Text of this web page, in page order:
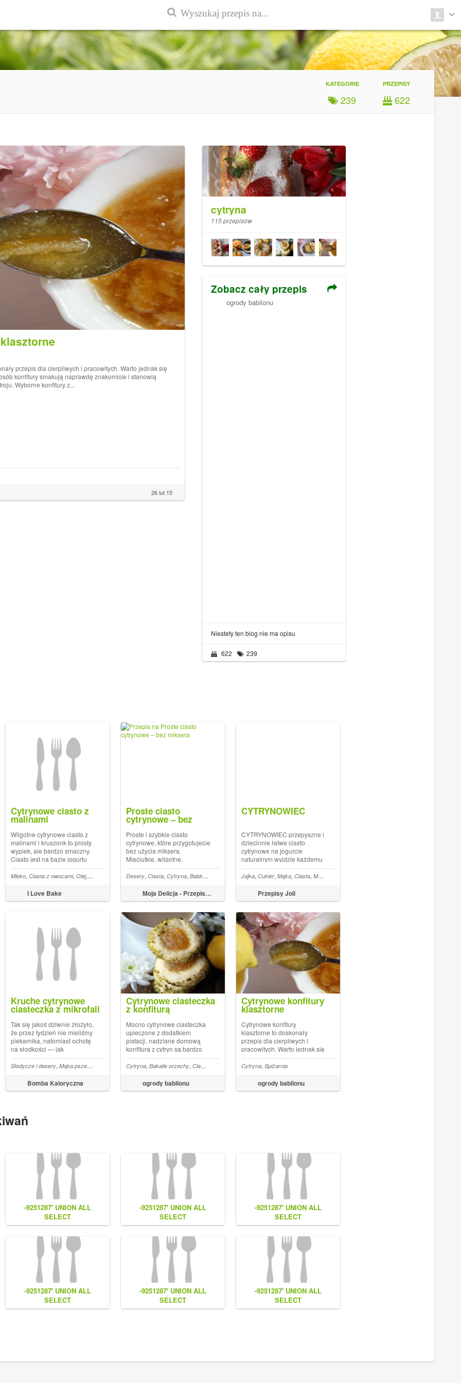
PRZEPISY
622
KATEGORIE
239
przepis dla cierpliwych i pracowitych. Warto jednak się
konfitury smakują naprawdę znakomicie i stanowią
Wyborne konfitury z...
26 lut 15
cytryna
115 przepisów
Zobacz cały przepis
ogrody babilonu
Niestety ten blog nie ma opisu
622 239
Ciasto,Truskawki, Cytryna,Krem budyniowy Ciasta bez pieczenia,Petit beurre
Cytrynowe ciasto z
malinami
Wilgotne cytrynowe ciasto z
malinami i kruszonk to prosty
wypiek, ale bardzo smaczny.
Ciasto jest na bazie jogurtu
greckiego, Post Cytrynowe
ciasto z malinami pojawił się
poraz pierwszy w I Love Bake.
I Love Bake
Mleko, Ciasta z owocami, Olej, Jogurt ,Cytryna ,Kruszonka
Proste ciasto
cytrynowe – bez
miksera
Proste i szybkie ciasto
cytrynowe, które przygotujecie
bez użycia miksera.
Mięciutkie, wilgotne,
sprężyste. Idealne do
popołudniowej kawki.
Idealne, kiedy mają zjawić się
niespodziewani goście.
Ciasto piekę w standardowej
ró...
Moja Delicja - Przepisy kulinarne
Desery, Ciasta, Cytryna, Babki ,Bez miksera łyżką mieszane,łatwe i proste
CYTRYNOWIEC
CYTRYNOWIEC przepyszne i
dziecinnie łatwe ciasto
cytrynowe na jogurcie
naturalnym wyjdzie każdemu
Zapraszam do
subskrybowania i
udostępniania Subskrybujcie
kanał na YT, klikając
tutaj: https://www.youtube.com/channel...
Przepisy Joli
Jajka, Cukier, Mąka, Ciasta, Masło
,Polska kuchnia,Babeczki,Cytrynowe mini babeczki
Kruche cytrynowe
ciasteczka z mikrofali
Tak się jakoś dziwnie złożyło,
że przez tydzień nie mieliśmy
piekarnika, natomiast ochotę
na słodkości — jak
najbardziej. Tak narodziły się
kruche cytrynowe ciasteczka
z mikrofali. Z przyjemnością
oznajmiam, że mikrofalówka
to sprzęt na miarę XXI wieku...
Bomba Kaloryczna
Słodycze i desery, Mąka pszenna Produkty zbożowe, Cukier trzcinowy ,Cytryna
Cytrynowe ciasteczka
z konfiturą
Mocno cytrynowe ciasteczka
upieczone z dodatkiem
pistacji, nadziane domową
konfiturą z cytryn są bardzo
chrupiące i pyszne.
Cytrynowe ciasteczka z
konfiturą upieczone na
podstawie przepisu Anny
Olson są doskonałym
ogrody babilonu
Cytryna, Bakalie orzechy, Ciastka
Cytrynowe konfitury
klasztorne
Cytrynowe konfitury
klasztorne to doskonały
przepis dla cierpliwych i
pracowitych. Warto jednak się
potrudzić, gdyż przygotowane
w ten sposób konfitury
smakują naprawdę
znakomicie i stanowią
doskonały sposób na
ogrody babilonu
Cytryna, Spiżarnia
-9251287' UNION ALL
SELECT
NULL,NULL,NULL,CONCAT(0x7e55767a616b77,
(1),0x6166786179557e) #
-9251287' UNION ALL
SELECT
NULL,CONCAT(0x7e55767a616b77,
(1),0x6166786179557e),NULL
#
-9251287' UNION ALL
SELECT
NULL,NULL,CONCAT(0x7e55767a616b77,
(1),0x6166786179557e) #
-9251287' UNION ALL
SELECT
NULL,CONCAT(0x7e55767a616b77,
-9251287' UNION ALL
SELECT
CONCAT(0x7e55767a616b77,
-9251287' UNION ALL
SELECT
CONCAT(0x7e55767a616b77,